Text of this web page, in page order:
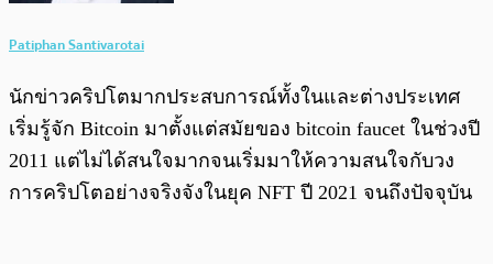
Patiphan Santivarotai
นักข่าวคริปโตมากประสบการณ์ทั้งในและต่างประเทศ
เริ่มรู้จัก Bitcoin มาตั้งแต่สมัยของ bitcoin faucet ในช่วงปี
2011 แต่ไม่ได้สนใจมากจนเริ่มมาให้ความสนใจกับวง
การคริปโตอย่างจริงจังในยุค NFT ปี 2021 จนถึงปัจจุบัน